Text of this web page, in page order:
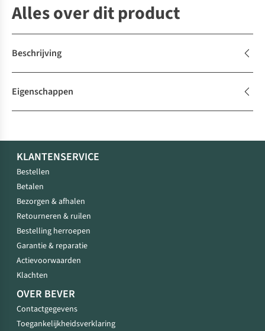
Alles over dit product
Beschrijving
Eigenschappen
KLANTENSERVICE
Bestellen
Betalen
Bezorgen & afhalen
Retourneren & ruilen
Bestelling herroepen
Garantie & reparatie
Actievoorwaarden
Klachten
OVER BEVER
Contactgegevens
Toegankelijkheidsverklaring